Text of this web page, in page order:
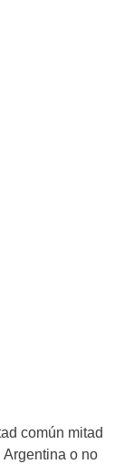
común mitad
o no